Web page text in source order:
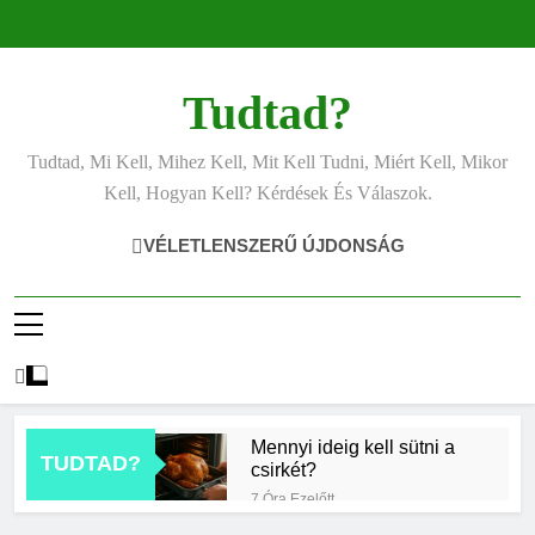
Tudtad?
Tudtad, Mi Kell, Mihez Kell, Mit Kell Tudni, Miért Kell, Mikor
Kell, Hogyan Kell? Kérdések És Válaszok.
VÉLETLENSZERŰ ÚJDONSÁG
TUDTAD?
Mennyi ideig kell sütni a
csirkét?
7 Óra Ezelőtt